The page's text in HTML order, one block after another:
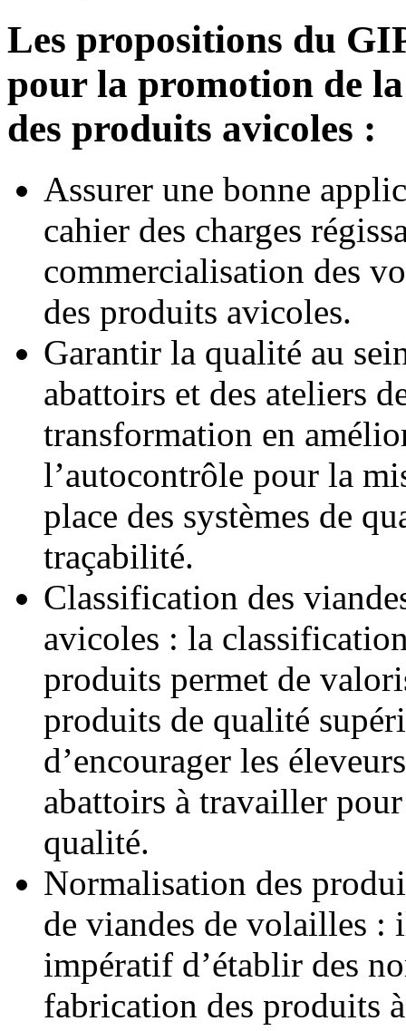
Les propositions du
pour la promotion de
des produits avicoles :
Assurer une bonne
cahier des charges
commercialisation des
des produits avicoles.
Garantir la qualité au
abattoirs et des ateliers
transformation en
l’autocontrôle pour la
place des systèmes de
traçabilité.
Classification des
avicoles : la
produits permet de
produits de qualité
d’encourager les
abattoirs à travailler
qualité.
Normalisation des
de viandes de volailles :
impératif d’établir des
fabrication des produits